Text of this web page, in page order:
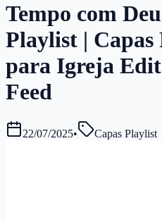
Tempo com
Playlist |
para Igreja
Feed
22/07/2025• Capas Playlist